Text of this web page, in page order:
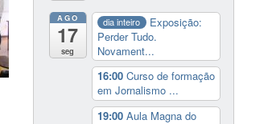
AGO
17
seg
dia inteiro
Exposição:
Perder Tudo.
Novament...
16:00 Curso de formação
em Jornalismo ...
19:00 Aula Magna do